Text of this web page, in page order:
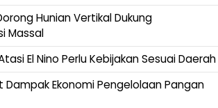
Hunian Vertikal Dukung
Massal
El Nino Perlu Kebijakan Sesuai Daerah
Ekonomi Pengelolaan Pangan